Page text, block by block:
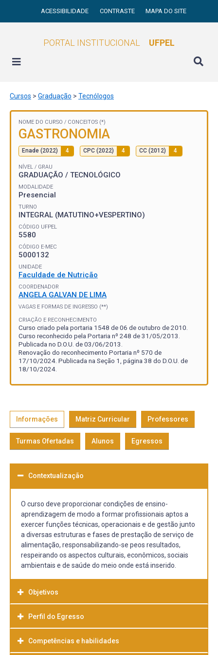
ACESSIBILIDADE CONTRASTE MAPA DO SITE
PORTAL INSTITUCIONAL UFPEL
Cursos > Graduação > Tecnólogos
NOME DO CURSO / CONCEITOS (*)
GASTRONOMIA
Enade (2022) 4 CPC (2022) 4 CC (2012) 4
NÍVEL / GRAU
GRADUAÇÃO / TECNOLÓGICO
MODALIDADE
Presencial
TURNO
INTEGRAL (MATUTINO+VESPERTINO)
CÓDIGO UFPEL
5580
CÓDIGO E-MEC
5000132
UNIDADE
Faculdade de Nutrição
COORDENADOR
ANGELA GALVAN DE LIMA
VAGAS E FORMAS DE INGRESSO (**)
CRIAÇÃO E RECONHECIMENTO
Curso criado pela portaria 1548 de 06 de outubro de 2010.
Curso reconhecido pela Portaria nº 248 de 31/05/2013.
Publicada no D.O.U. de 03/06/2013.
Renovação do reconhecimento Portaria nº 570 de
17/10/2024. Publicada na Seção 1, página 38 do D.O.U. de
18/10/2024.
Informações Matriz Curricular Professores
Turmas Ofertadas Alunos Egressos
Contextualização
O curso deve proporcionar condições de ensino-
aprendizagem de modo a formar profissionais aptos a
exercer funções técnicas, operacionais e de gestão junto
a diversas estruturas e fases de prestação de serviço de
alimentação, responsabilizando-se peos resultados,
respeirando os aspectos culturais, econômicos, sociais
ambientais e de saúde do meio onde está inserido.
Objetivos
Perfil do Egresso
O futuro Tecnõlogo em Gastrnomia poderá atuar: como
Competências e habilidades